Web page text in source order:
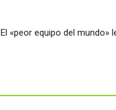
El «peor equipo del mundo»